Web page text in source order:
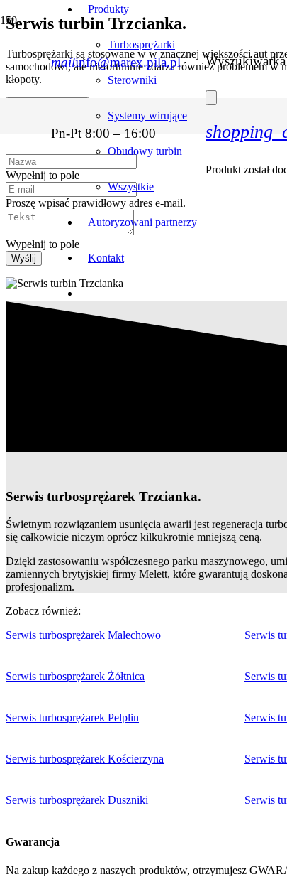
mailinfo@marex.pila.pl
Pn-Pt 8:00 – 16:00
Produkty
Turbosprężarki
Sterowniki
Systemy wirujące
Obudowy turbin
Wszystkie
Autoryzowani partnerzy
Kontakt
Produktzostał
Serwis turbin Trzcianka.
Turbosprężarki są stosowane w w znacznej większości aut
samochodowi, ale niefortunnie zdarza również problemem w
kłopoty.
Wypełnij to pole
Proszę wpisać prawidłowy adres e-mail.
Wypełnij to pole
Wyślij
Serwis turbosprężarek Trzcianka.
Świetnym rozwiązaniem usunięcia awarii jest regeneracja
się całkowicie niczym oprócz kilkukrotnie mniejszą ceną.
Dzięki zastosowaniu współczesnego parku maszynowego,
zamiennych brytyjskiej firmy Melett, które gwarantują
profesjonalizm.
Zobacz również:
Serwis turbosprężarek Malechowo
Serwis
Serwis turbosprężarek Żółtnica Serwis
Serwis turbosprężarek Pelplin Serwis
Serwis turbosprężarek Kościerzyna Serwis
Serwis turbosprężarek Duszniki Serwis
Gwarancja
Na zakup każdego z naszych produktów, otrzymujesz